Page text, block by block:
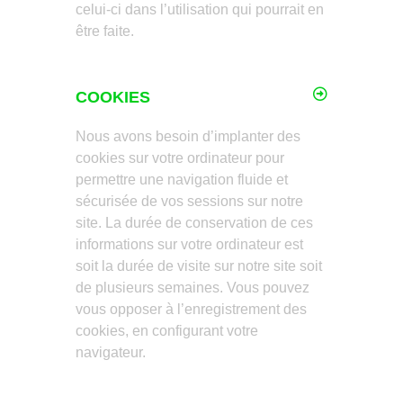
celui-ci dans l’utilisation qui pourrait en
être faite.
COOKIES
Nous avons besoin d’implanter des
cookies sur votre ordinateur pour
permettre une navigation fluide et
sécurisée de vos sessions sur notre
site. La durée de conservation de ces
informations sur votre ordinateur est
soit la durée de visite sur notre site soit
de plusieurs semaines. Vous pouvez
vous opposer à l’enregistrement des
cookies, en configurant votre
navigateur.